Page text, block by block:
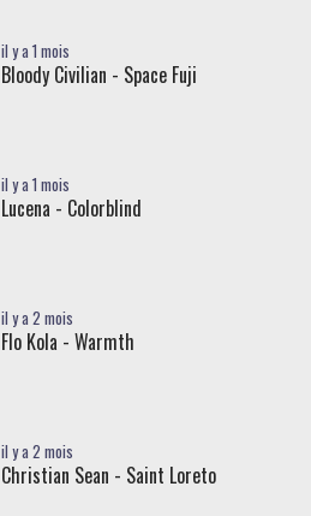
il y a 1 mois
Bloody Civilian - Space Fuji
il y a 1 mois
Lucena - Colorblind
il y a 2 mois
Flo Kola - Warmth
il y a 2 mois
Christian Sean - Saint Loreto